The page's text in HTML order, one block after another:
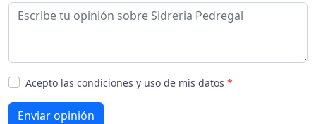
Acepto las condiciones y uso de mis datos *
Enviar opinión